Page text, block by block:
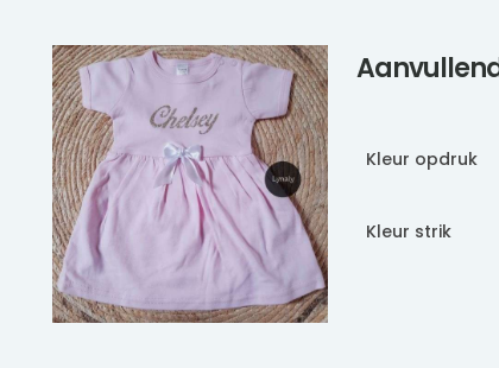
Kleur opdruk
Kleur strik